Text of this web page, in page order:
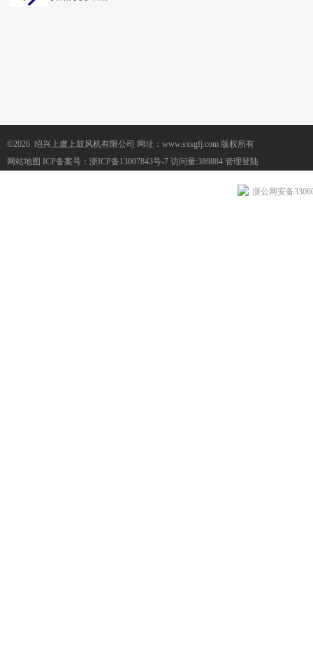
©2026 绍兴上虞上鼓风机有限公司 网址：www.sxsgfj.com 版权所有
网站地图 ICP备案号： 浙ICP备13007843号-7 访问量:389884 管理登陆
浙公网安备